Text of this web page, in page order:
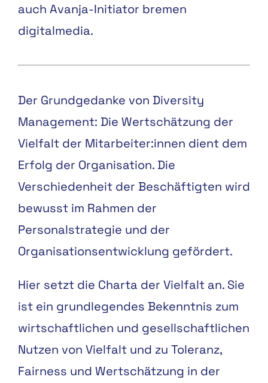
auch Avanja-Initiator bremen
digitalmedia.
Der Grundgedanke von Diversity
Management: Die Wertschätzung der
Vielfalt der Mitarbeiter:innen dient dem
Erfolg der Organisation. Die
Verschiedenheit der Beschäftigten wird
bewusst im Rahmen der
Personalstrategie und der
Organisationsentwicklung gefördert.
Hier setzt die Charta der Vielfalt an. Sie
ist ein grundlegendes Bekenntnis zum
wirtschaftlichen und gesellschaftlichen
Nutzen von Vielfalt und zu Toleranz,
Fairness und Wertschätzung in der